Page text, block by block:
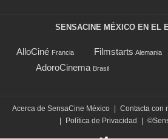
SENSACINE MÉXICO EN EL
AlloCiné Francia Filmstarts Alemania
AdoroCinema Brasil
Acerca de SensaCine México Contacta con
Política de Privacidad